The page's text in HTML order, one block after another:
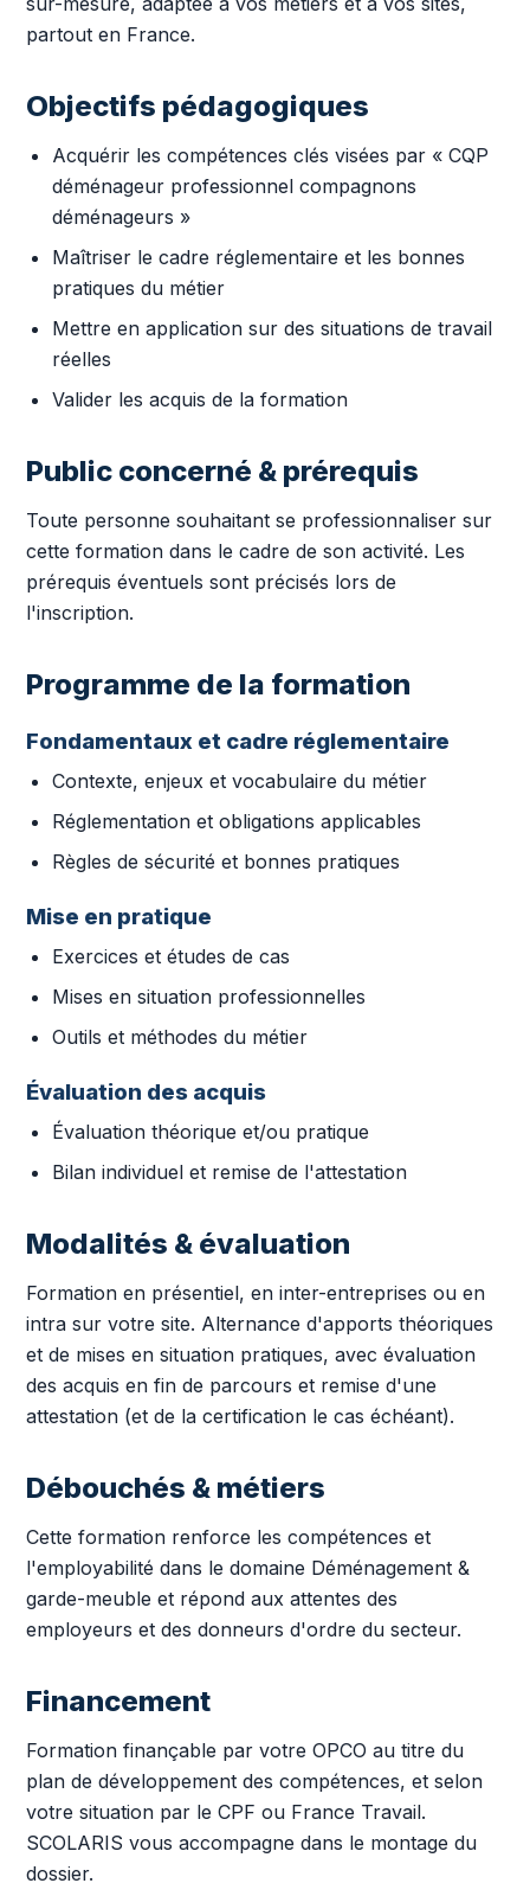
partout en France.
Objectifs pédagogiques
Acquérir les compétences clés visées par « CQP
déménageur professionnel compagnons
déménageurs »
Maîtriser le cadre réglementaire et les bonnes
pratiques du métier
Mettre en application sur des situations de travail
réelles
Valider les acquis de la formation
Public concerné & prérequis
Toute personne souhaitant se professionnaliser sur
cette formation dans le cadre de son activité. Les
prérequis éventuels sont précisés lors de
l'inscription.
Programme de la formation
Fondamentaux et cadre réglementaire
Contexte, enjeux et vocabulaire du métier
Réglementation et obligations applicables
Règles de sécurité et bonnes pratiques
Mise en pratique
Exercices et études de cas
Mises en situation professionnelles
Outils et méthodes du métier
Évaluation des acquis
Évaluation théorique et/ou pratique
Bilan individuel et remise de l'attestation
Modalités & évaluation
Formation en présentiel, en inter-entreprises ou en
intra sur votre site. Alternance d'apports théoriques
et de mises en situation pratiques, avec évaluation
des acquis en fin de parcours et remise d'une
attestation (et de la certification le cas échéant).
Débouchés & métiers
Cette formation renforce les compétences et
l'employabilité dans le domaine Déménagement &
garde-meuble et répond aux attentes des
employeurs et des donneurs d'ordre du secteur.
Financement
Formation finançable par votre OPCO au titre du
plan de développement des compétences, et selon
votre situation par le CPF ou France Travail.
SCOLARIS vous accompagne dans le montage du
dossier.